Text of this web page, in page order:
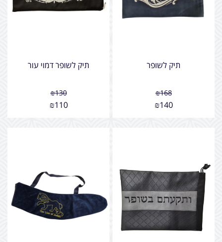
תיק לשופר
₪168
₪140
תיק לשופר דמוי עור
₪130
₪110